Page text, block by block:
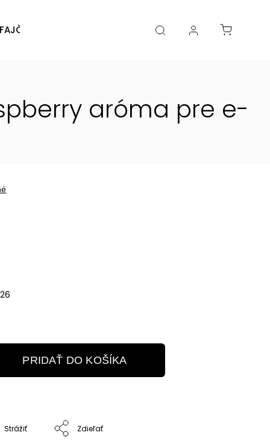
DOPLNKY Značky
aróma pre e-
PRIDAŤ DO KOŠÍKA
Strážiť Zdieľať